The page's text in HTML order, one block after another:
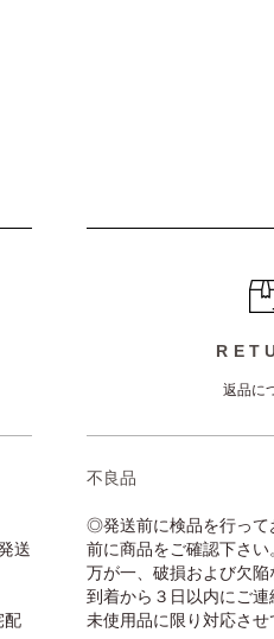
送
配
返品に
不良品
◎発送前に検品を行って
前に商品をご確認下さい
万が一、破損および欠陥
到着から３日以内にご連
未使用品に限り対応させ